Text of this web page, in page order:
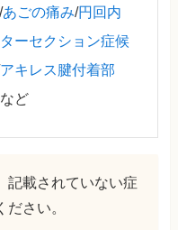
/あごの痛み/円回内
ーセクション症候
アキレス腱付着部
など
記載されていない症
さい。